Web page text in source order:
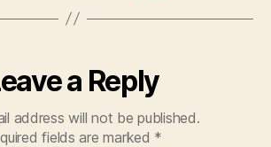
a Reply
address will not be published.
fields are marked *